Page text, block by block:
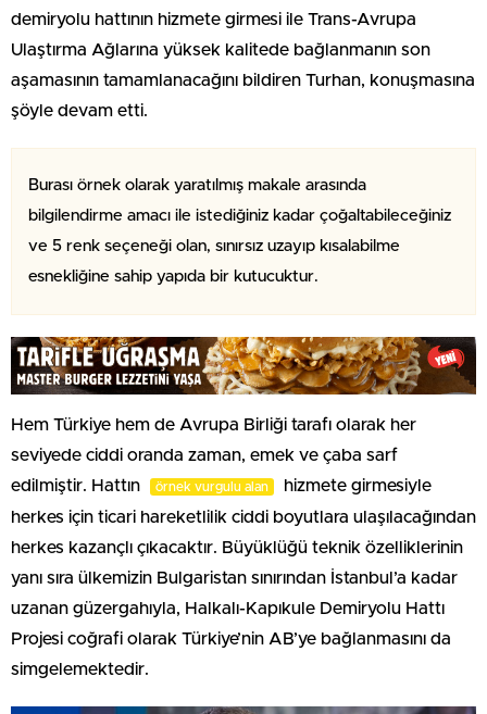
demiryolu hattının hizmete girmesi ile Trans-Avrupa
Ulaştırma Ağlarına yüksek kalitede bağlanmanın son
aşamasının tamamlanacağını bildiren Turhan, konuşmasına
şöyle devam etti.
Burası örnek olarak yaratılmış makale arasında
bilgilendirme amacı ile istediğiniz kadar çoğaltabileceğiniz
ve 5 renk seçeneği olan, sınırsız uzayıp kısalabilme
esnekliğine sahip yapıda bir kutucuktur.
Hem Türkiye hem de Avrupa Birliği tarafı olarak her
seviyede ciddi oranda zaman, emek ve çaba sarf
edilmiştir. Hattın
örnek vurgulu alan
hizmete girmesiyle
herkes için ticari hareketlilik ciddi boyutlara ulaşılacağından
herkes kazançlı çıkacaktır. Büyüklüğü teknik özelliklerinin
yanı sıra ülkemizin Bulgaristan sınırından İstanbul’a kadar
uzanan güzergahıyla, Halkalı-Kapıkule Demiryolu Hattı
Projesi coğrafi olarak Türkiye’nin AB’ye bağlanmasını da
simgelemektedir.